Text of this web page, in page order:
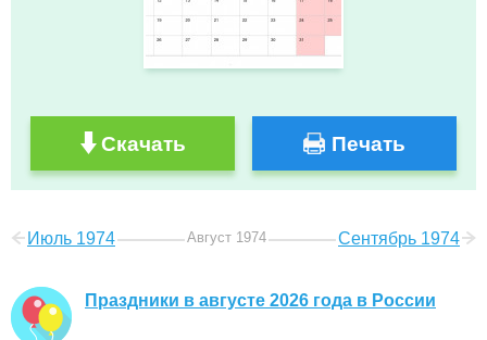
Скачать Печать
Июль 1974 Август 1974 Сентябрь 1974
Праздники в августе 2026 года в России